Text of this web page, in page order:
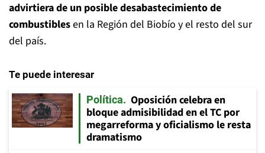
advirtiera de un posible desabastecimiento de
combustiblesen la Región del Biobío y el resto del sur
del país.
Te puede interesar
Política
Oposición celebra en
bloque admisibilidad en el TC por
megarreforma y oficialismo le resta
dramatismo